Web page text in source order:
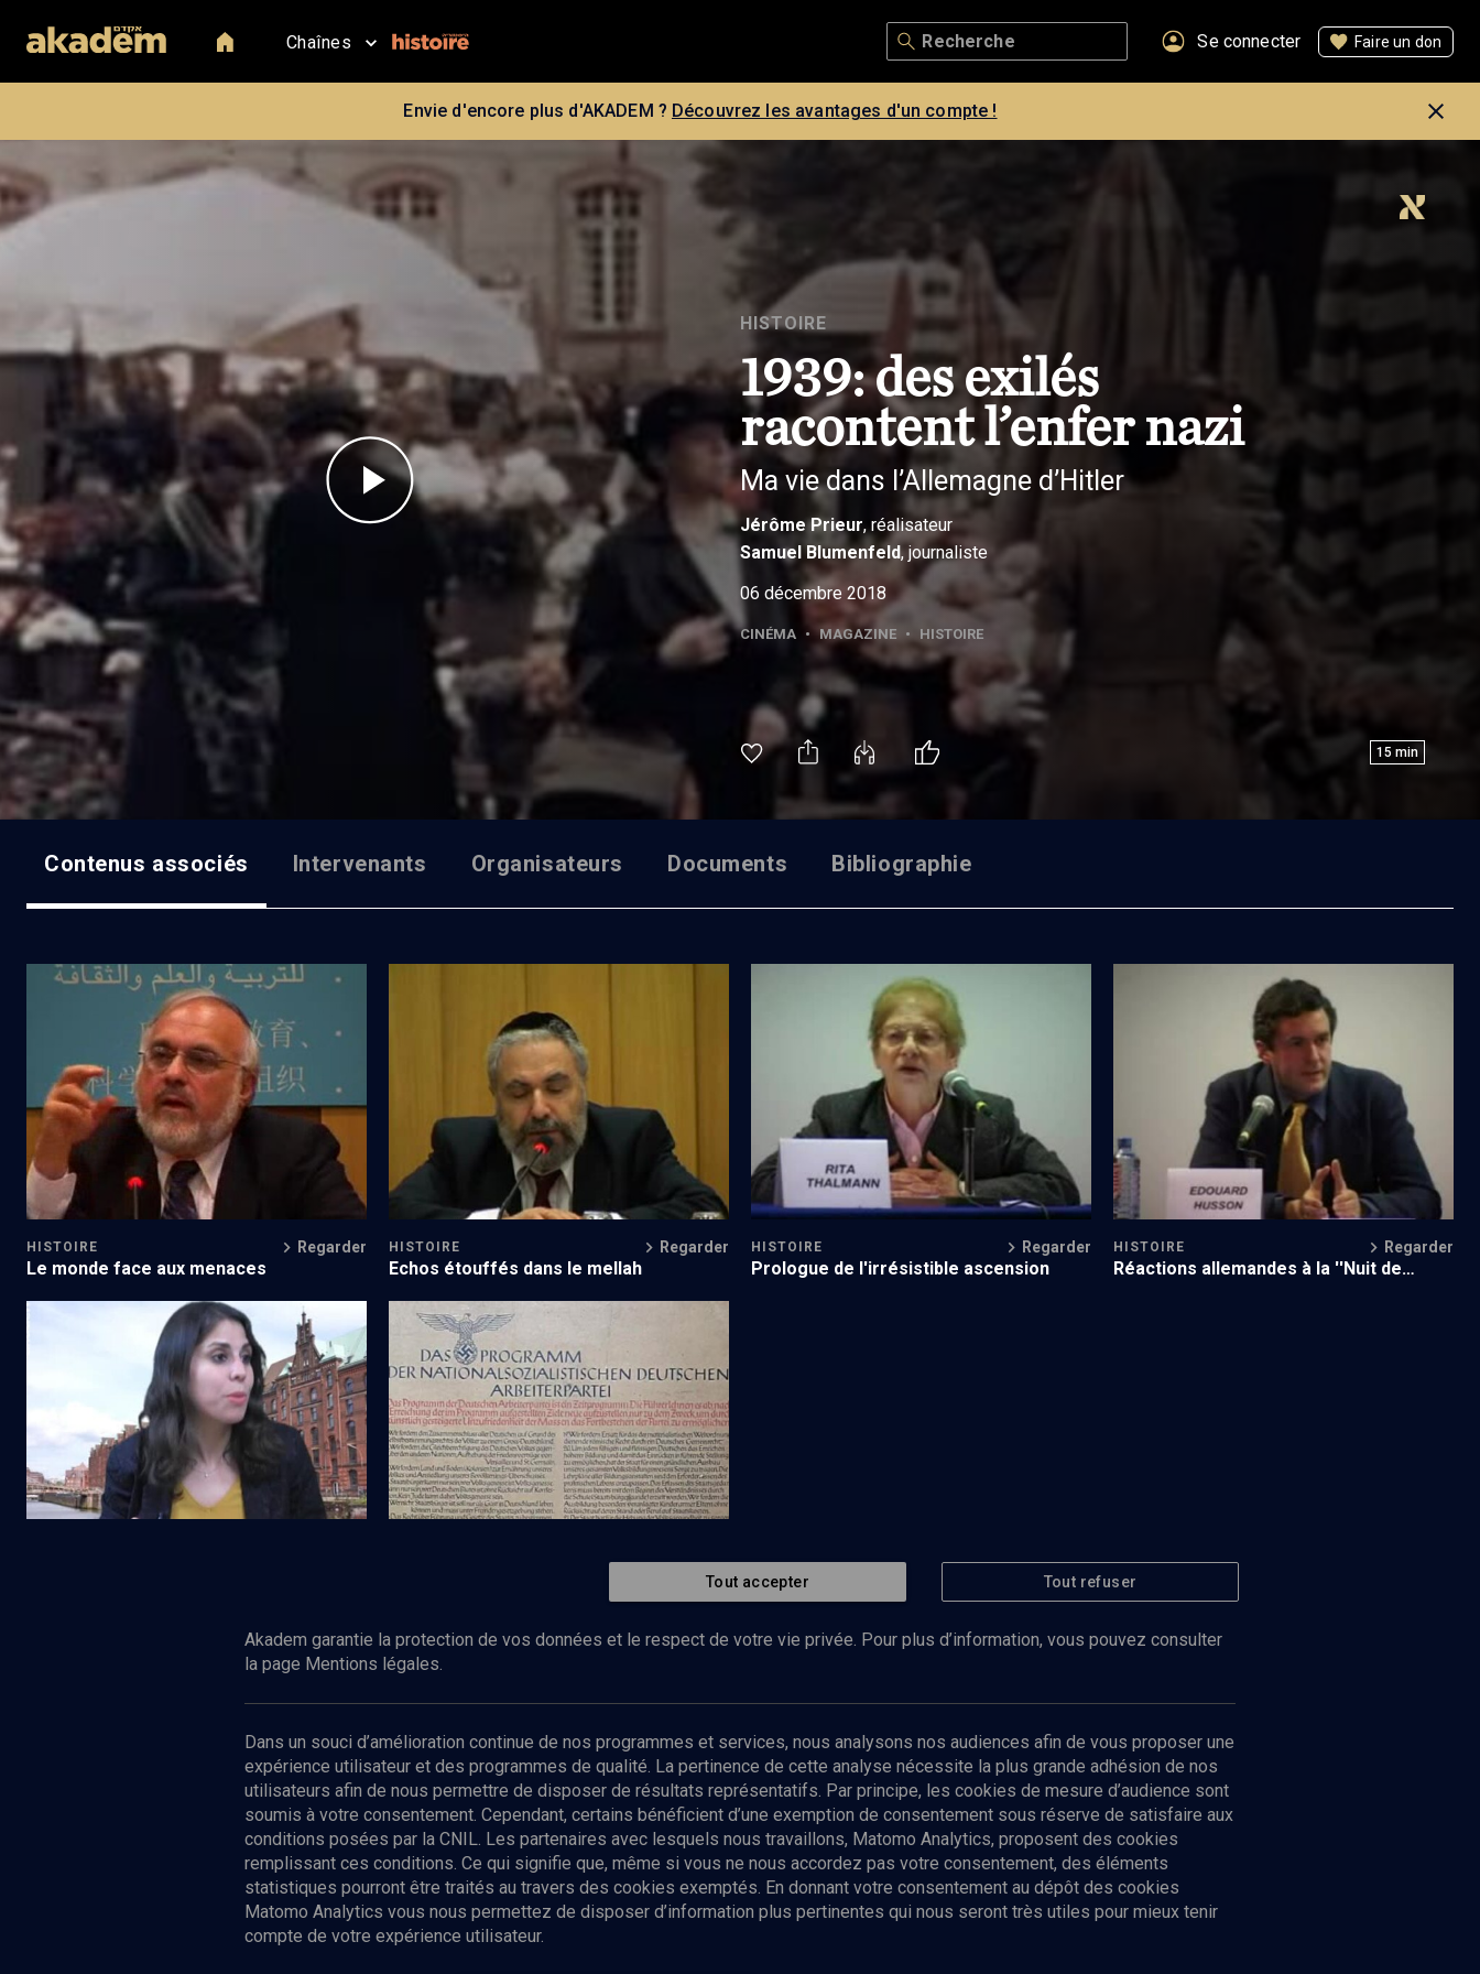
Chaînes Se connecter Faire un don
Envie d'encore plus d'AKADEM ? Découvrez les avantages d'un compte !
HISTOIRE
1939: des exilés
racontent l’enfer nazi
Ma vie dans l’Allemagne d’Hitler
Jérôme Prieur, réalisateur
Samuel Blumenfeld, journaliste
06 décembre 2018
CINÉMA • MAGAZINE • HISTOIRE
15 min
Contenus associés Intervenants Organisateurs Documents Bibliographie
La nuit de Cristal (4/4)
HISTOIRE Regarder
Le monde face aux menaces
HISTOIRE Regarder
Echos étouffés dans le mellah
''La Nuit de cristal''
HISTOIRE Regarder
Prologue de l'irrésistible ascension
Complicité ou aveuglement
HISTOIRE Regarder
Réactions allemandes à la ''Nuit de
Bras croisés face à Hitler Histoire de la Shoah - Cours N°2/24
Regarder
L'ascension du nazisme: du groupuscule
Abonnez-vous à notre newsletter
Envoyer
Nos Chaines
Tout accepter Tout refuser
Akadem garantie la protection de vos données et le respect de votre vie privée. Pour plus d’information, vous pouvez consulter
la page Mentions légales.
Dans un souci d’amélioration continue de nos programmes et services, nous analysons nos audiences afin de vous proposer une
expérience utilisateur et des programmes de qualité. La pertinence de cette analyse nécessite la plus grande adhésion de nos
utilisateurs afin de nous permettre de disposer de résultats représentatifs. Par principe, les cookies de mesure d’audience sont
soumis à votre consentement. Cependant, certains bénéficient d’une exemption de consentement sous réserve de satisfaire aux
conditions posées par la CNIL. Les partenaires avec lesquels nous travaillons, Matomo Analytics, proposent des cookies
remplissant ces conditions. Ce qui signifie que, même si vous ne nous accordez pas votre consentement, des éléments
statistiques pourront être traités au travers des cookies exemptés. En donnant votre consentement au dépôt des cookies
Matomo Analytics vous nous permettez de disposer d’information plus pertinentes qui nous seront très utiles pour mieux tenir
compte de votre expérience utilisateur.